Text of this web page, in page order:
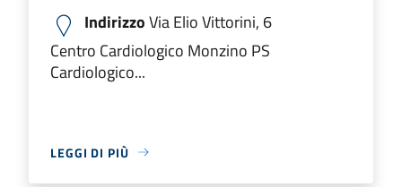
IndirizzoVia Elio Vittorini, 6
Centro Cardiologico Monzino PS
Cardiologico...
LEGGI DI PIÙ